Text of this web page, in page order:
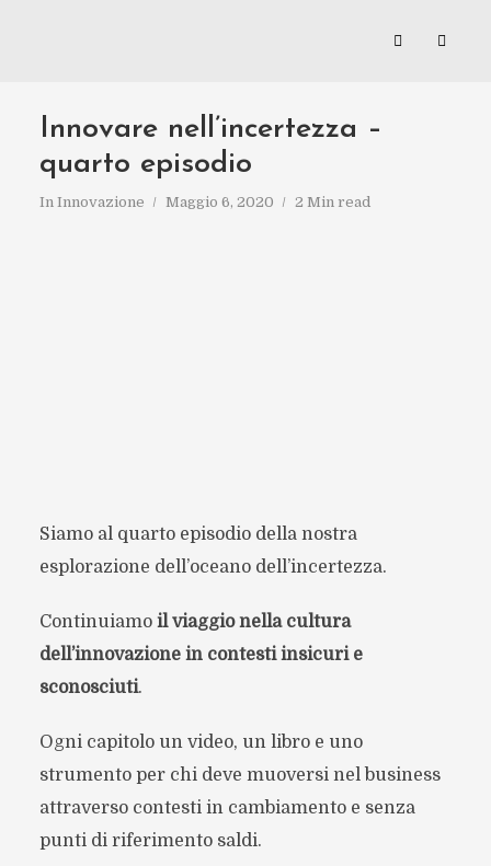
Innovare nell’incertezza –
quarto episodio
In Innovazione Maggio 6, 2020 2 Min read
Siamo al quarto episodio della nostra
esplorazione dell’oceano dell’incertezza.
Continuiamo il viaggio nella cultura
dell’innovazione in contesti insicuri e
sconosciuti.
Ogni capitolo un video, un libro e uno
strumento per chi deve muoversi nel business
attraverso contesti in cambiamento e senza
punti di riferimento saldi.